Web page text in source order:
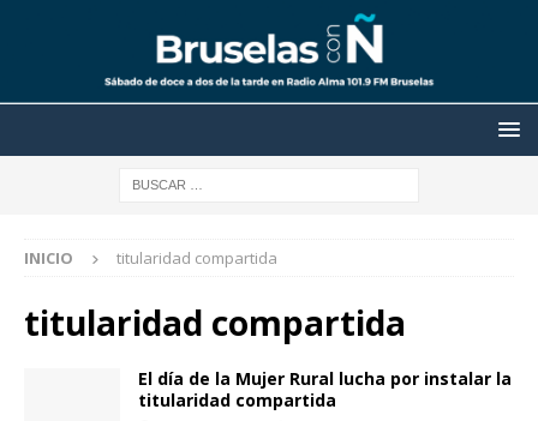
INICIO titularidad compartida
titularidad compartida
El día de la Mujer Rural lucha por instalar la
titularidad compartida